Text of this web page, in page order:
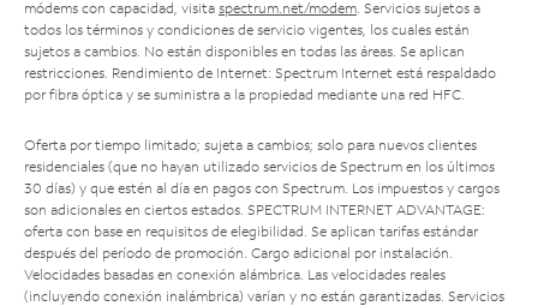
módems con capacidad, visita spectrum.net/modem . Servicios sujetos a
todos los términos y condiciones de servicio vigentes, los cuales están
sujetos a cambios. No están disponibles en todas las áreas. Se aplican
restricciones. Rendimiento de Internet: Spectrum Internet está respaldado
por fibra óptica y se suministra a la propiedad mediante una red HFC.
Oferta por tiempo limitado; sujeta a cambios; solo para nuevos clientes
residenciales (que no hayan utilizado servicios de Spectrum en los últimos
30 días) y que estén al día en pagos con Spectrum. Los impuestos y cargos
son adicionales en ciertos estados. SPECTRUM INTERNET ADVANTAGE:
oferta con base en requisitos de elegibilidad. Se aplican tarifas estándar
después del período de promoción. Cargo adicional por instalación.
Velocidades basadas en conexión alámbrica. Las velocidades reales
(incluyendo conexión inalámbrica) varían y no están garantizadas. Servicios